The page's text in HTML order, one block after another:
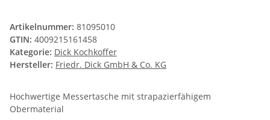
Artikelnummer: 81095010
GTIN: 4009215161458
Kategorie: Dick Kochkoffer
Hersteller: Friedr. Dick GmbH & Co. KG
Hochwertige Messertasche mit strapazierfähigem
Obermaterial